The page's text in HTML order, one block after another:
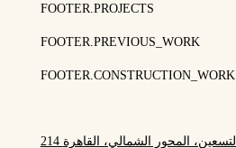
FOOTER.PROJECTS
FOOTER.PREVIOUS_WORK
FOOTER.CONSTRUCTION_WORK
214 أ، ش التسعين، المحور الشمالي، القاهرة